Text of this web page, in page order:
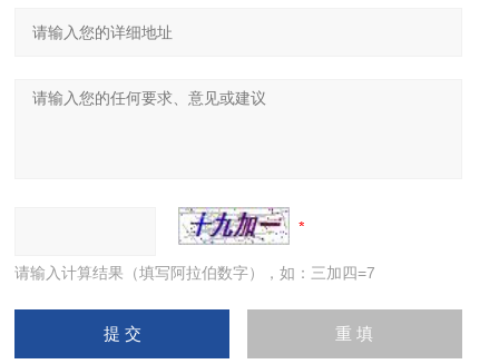
请输入计算结果（填写阿拉伯数字），如：三加四=7